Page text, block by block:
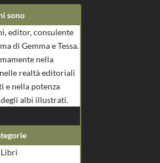
sono
editor, consulente
di Gemma e Tessa.
nella
realtà editoriali
e nella potenza
albi illustrati.
Libri